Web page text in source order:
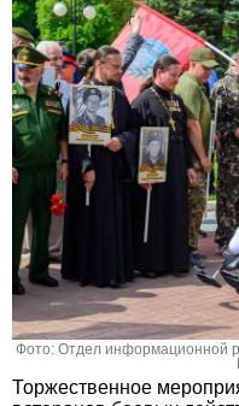
Фото: Отдел информационной
Торжественное